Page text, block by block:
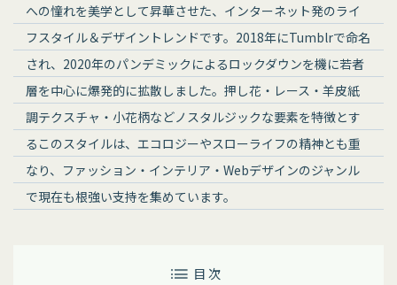
への憧れを美学として昇華させた、インターネット発のライ
フスタイル＆デザイントレンドです。2018年にTumblrで命名
され、2020年のパンデミックによるロックダウンを機に若者
層を中心に爆発的に拡散しました。押し花・レース・羊皮紙
調テクスチャ・小花柄などノスタルジックな要素を特徴とす
るこのスタイルは、エコロジーやスローライフの精神とも重
なり、ファッション・インテリア・Webデザインのジャンル
で現在も根強い支持を集めています。
目 次